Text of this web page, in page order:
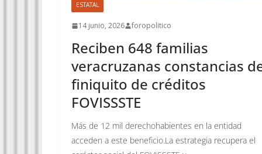
ESTATAL
14 junio, 2026 foropolitico
Reciben 648 familias
veracruzanas constancias
finiquito de créditos
FOVISSSTE
Más de 12 mil derechohabientes en la entidad
acceden a este beneficio.La estrategia recupera el